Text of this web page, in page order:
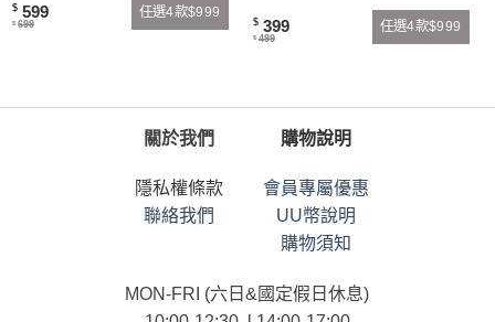
$ 599
$ 699
任選4款$999
$ 399
$ 499
任選4款$999
關於我們
隱私權條款
聯絡我們
購物說明
會員專屬優惠
UU幣說明
購物須知
MON-FRI (六日&國定假日休息)